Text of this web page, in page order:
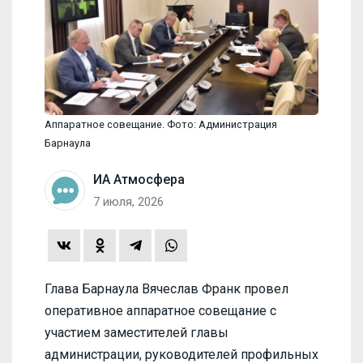
Аппаратное совещание. Фото: Администрация
Барнаула
ИА Атмосфера
7 июля, 2026
Глава Барнаула Вячеслав Франк провел
оперативное аппаратное совещание с
участием заместителей главы
администрации, руководителей профильных